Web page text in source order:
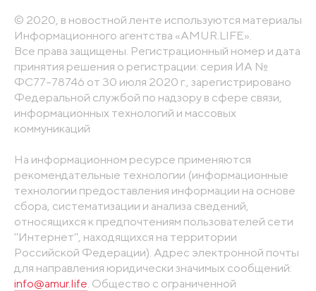
© 2020, в новостной ленте используются материалы
Информационного агентства «AMUR.LIFE».
Все права защищены. Регистрационный номер и дата
принятия решения о регистрации: серия ИА №
ФС77-78746 от 30 июля 2020 г., зарегистрировано
Федеральной службой по надзору в сфере связи,
информационных технологий и массовых
коммуникаций
На информационном ресурсе применяются
рекомендательные технологии (информационные
технологии предоставления информации на основе
сбора, систематизации и анализа сведений,
относящихся к предпочтениям пользователей сети
"Интернет", находящихся на территории
Российской Федерации). Адрес электронной почты
для направления юридически значимых сообщений:
info@amur.life . Общество с ограниченной